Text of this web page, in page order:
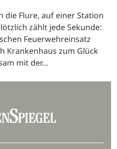
die Flure, auf einer Station
zählt jede Sekunde:
Feuerwehreinsatz
Krankenhaus zum Glück
mit der…